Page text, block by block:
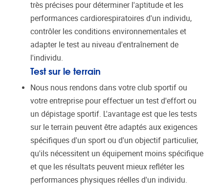
très précises pour déterminer l'aptitude et les
performances cardiorespiratoires d'un individu,
contrôler les conditions environnementales et
adapter le test au niveau d'entraînement de
l'individu.
Test sur le terrain
Nous nous rendons dans votre club sportif ou
votre entreprise pour effectuer un test d'effort ou
un dépistage sportif. L'avantage est que les tests
sur le terrain peuvent être adaptés aux exigences
spécifiques d'un sport ou d'un objectif particulier,
qu'ils nécessitent un équipement moins spécifique
et que les résultats peuvent mieux refléter les
performances physiques réelles d'un individu.